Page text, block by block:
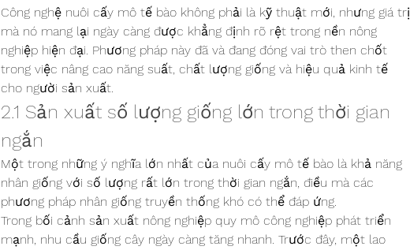
Công nghệ nuôi cấy mô tế bào không phải là kỹ thuật mới, nhưng giá trị
mà nó mang lại ngày càng được khẳng định rõ rệt trong nền nông
nghiệp hiện đại. Phương pháp này đã và đang đóng vai trò then chốt
trong việc nâng cao năng suất, chất lượng giống và hiệu quả kinh tế
cho người sản xuất.
2.1 Sản xuất số lượng giống lớn trong thời gian
ngắn
Một trong những ý nghĩa lớn nhất của nuôi cấy mô tế bào là khả năng
nhân giống với số lượng rất lớn trong thời gian ngắn, điều mà các
phương pháp nhân giống truyền thống khó có thể đáp ứng.
Trong bối cảnh sản xuất nông nghiệp quy mô công nghiệp phát triển
mạnh, nhu cầu giống cây ngày càng tăng nhanh. Trước đây, một lao